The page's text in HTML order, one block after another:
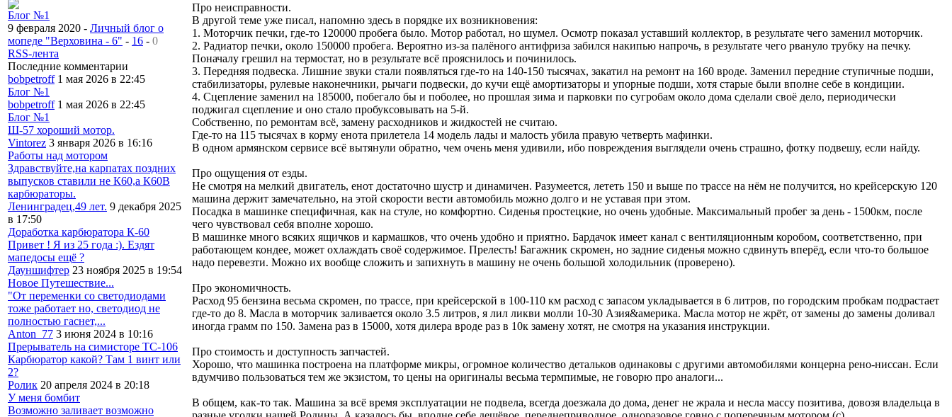
Блог №1
9 февраля 2020 - Личный блог о
мопеде "Верховина - 6" - 16 - 0
RSS-лента
Последние комментарии
bobpetroff1 мая 2026 в 22:45
Блог №1
bobpetroff1 мая 2026 в 22:45
Блог №1
Ш-57 хороший мотор.
Vintorez 3 января 2026 в 16:16
Работы над мотором
Здравствуйте,на карпатах поздних
выпусков ставили не К60,а К60В
карбюраторы.
Ленинградец,49 лет. 9 декабря 2025
в 17:50
Доработка карбюратора К-60
Привет ! Я из 25 года :). Ездят
мапедосы ещё ?
Дауншифтер 23 ноября 2025 в 19:54
Новое Путешествие...
"От переменки со светодиодами
тоже работает но, светодиод не
полностью гаснет,...
Anton_77 3 июня 2024 в 10:16
Прерыватель на симисторе ТС-106
Карбюратор какой? Там 1 винт или
2?
Ролик 20 апреля 2024 в 20:18
У меня бомбит
Возможно заливает возможно
Про неисправности.
В другой теме уже писал, напомню здесь в порядке их возникновения:
1. Моторчик печки, где-то 120000 пробега было. Мотор работал, но шумел. Осмотр показал уставший коллектор, в результате чего заменил моторчик.
2. Радиатор печки, около 150000 пробега. Вероятно из-за палёного антифриза забился накипью напрочь, в результате чего рвануло трубку на печку.
Поначалу грешил на термостат, но в результате всё прояснилось и починилось.
3. Передняя подвеска. Лишние звуки стали появляться где-то на 140-150 тысячах, закатил на ремонт на 160 вроде. Заменил передние ступичные подши,
стабилизаторы, рулевые наконечники, рычаги подвески, до кучи ещё амортизаторы и упорные подши, хотя старые были вполне себе в кондиции.
4. Сцепление заменил на 185000, побегало бы и поболее, но прошлая зима и парковки по сугробам около дома сделали своё дело, периодически
поджигал сцепление и оно стало пробуксовывать на 5-й.
Собственно, по ремонтам всё, замену расходников и жидкостей не считаю.
Где-то на 115 тысячах в корму енота прилетела 14 модель лады и малость убила правую четверть мафинки.
В одном армянском сервисе всё вытянули обратно, чем очень меня удивили, ибо повреждения выглядели очень страшно, фотку подвешу, если найду.
Про ощущения от езды.
Не смотря на мелкий двигатель, енот достаточно шустр и динамичен. Разумеется, лететь 150 и выше по трассе на нём не получится, но крейсерскую 120
машина держит замечательно, на этой скорости вести автомобиль можно долго и не уставая при этом.
Посадка в машинке специфичная, как на стуле, но комфортно. Сиденья простецкие, но очень удобные. Максимальный пробег за день - 1500км, после
чего чувствовал себя вполне хорошо.
В машинке много всяких ящичков и кармашков, что очень удобно и приятно. Бардачок имеет канал с вентиляционным коробом, соответственно, при
работающем кондее, может охлаждать своё содержимое. Прелесть! Багажник скромен, но задние сиденья можно сдвинуть вперёд, если что-то большое
надо перевезти. Можно их вообще сложить и запихнуть в машину не очень большой холодильник (проверено).
Про экономичность.
Расход 95 бензина весьма скромен, по трассе, при крейсерской в 100-110 км расход с запасом укладывается в 6 литров, по городским пробкам подрастает
где-то до 8. Масла в моторчик заливается около 3.5 литров, я лил ликви молли 10-30 Азия&америка. Масла мотор не жрёт, от замены до замены доливал
иногда грамм по 150. Замена раз в 15000, хотя дилера вроде раз в 10к замену хотят, не смотря на указания инструкции.
Про стоимость и доступность запчастей.
Хорошо, что машинка построена на платформе микры, огромное количество детальков одинаковы с другими автомобилями концерна рено-ниссан. Если
вдумчиво пользоваться тем же экзистом, то цены на оригиналы весьма термпимые, не говорю про аналоги...
В общем, как-то так. Машина за всё время эксплуатации не подвела, всегда доезжала до дома, денег не жрала и несла массу позитива, довозя владельца в